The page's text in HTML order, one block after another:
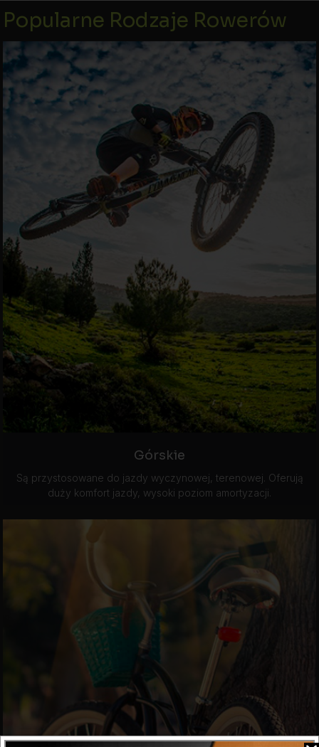
Popularne Rodzaje Rowerów
Górskie
Są przystosowane do jazdy wyczynowej, terenowej. Oferują
duży komfort jazdy, wysoki poziom amortyzacji.